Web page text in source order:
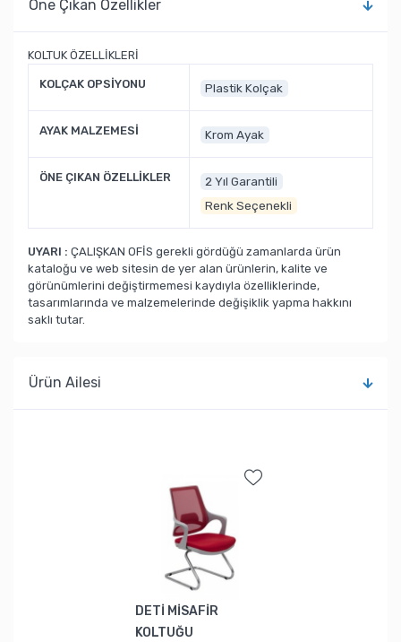
Öne Çıkan Özellikler
KOLTUK ÖZELLİKLERİ
KOLÇAK OPSİYONU Plastik Kolçak
AYAK MALZEMESİ Krom Ayak
ÖNE ÇIKAN ÖZELLİKLER
2 Yıl Garantili
Renk Seçenekli
UYARI : ÇALIŞKAN OFİS gerekli gördüğü zamanlarda ürün
kataloğu ve web sitesin de yer alan ürünlerin, kalite ve
görünümlerini değiştirmemesi kaydıyla özelliklerinde,
tasarımlarında ve malzemelerinde değişiklik yapma hakkını
saklı tutar.
Ürün Ailesi
DETİ MİSAFİR
KOLTUĞU